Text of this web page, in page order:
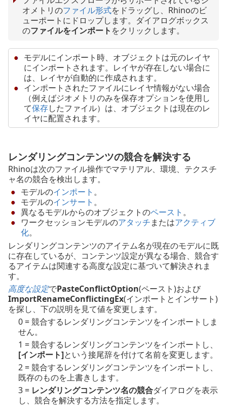
オメトリのファイル形式をドラッグし、Rhinoのビ
ューポートにドロップします。ダイアログボックス
のファイルをインポート をクリックします。
モデルにインポート時、オブジェクトは元のレイヤ
にインポートされます。レイヤが存在しない場合に
は、レイヤが自動的に作成されます。
インポートされたファイルにレイヤ情報がない場合
（例えばジオメトリのみを保存オプションを使用し
て保存したファイル）は、オブジェクトは現在のレ
イヤに配置されます。
レンダリングコンテンツの競合を解決する
Rhinoは次のファイル操作でマテリアル、環境、テクスチ
ャ名の競合を検出します。
モデルのインポート 。
モデルのインサート 。
異なるモデルからのオブジェクトのペースト 。
ワークセッションモデルのアタッチまたはアクティブ
化。
レンダリングコンテンツのアイテム名が現在のモデルに既
に存在しているが、コンテンツ設定が異なる場合、競合す
るアイテムは関連する高度な設定に基づいて解決されま
す。
高度な設定でPasteConflictOption(ペースト)および
ImportRenameConflictingEx(インポートとインサート)
を探し、下の説明を見て値を変更します。
0 = 競合するレンダリングコンテンツをインポートしま
せん。
1 = 競合するレンダリングコンテンツをインポートし、
[インポート]という接尾辞を付けて名前を変更します。
2 = 競合するレンダリングコンテンツをインポートし、
既存のものを上書きします。
3 = レンダリングコンテンツ名の競合ダイアログを表示
し、競合を解決する方法を指定します。